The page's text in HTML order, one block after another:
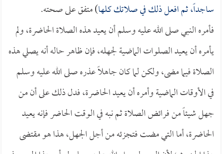
ساجداً، ثم افعل ذلك في صلاتك كلها) متفق على صحته.
فأمره النبي صلى الله عليه وسلم أن يعيد هذه الصلاة الحاضرة، ولم
يأمره أن يعيد الصلوات الماضية لجهله، فإن ظاهر حاله أنه يصلي هذه
الصلاة فيما مضى، ولكن لما كان جاهلاً عذره صلى الله عليه وسلم
في الأوقات الماضية وأمره أن يعيد الحاضرة، فدل ذلك على أن من
جهل شيئاً من فرائض الصلاة ثم نبه في الوقت الحاضر فإنه يعيد
الحاضرة، أما التي مضت فتجزئه من أجل الجهل، هذا هو مقتضى